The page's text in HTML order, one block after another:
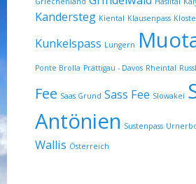
Kandersteg Kiental Klausenpass
Kunkelspass Lungern
Ponte Brolla Prättigau - Davos Rheintal
Fee Saas Grund Sass Fee Slowakei
Antönien Sustenpass
Wallis Österreich